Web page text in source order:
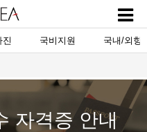
진 국비지원 국내/외항
자격증 안내